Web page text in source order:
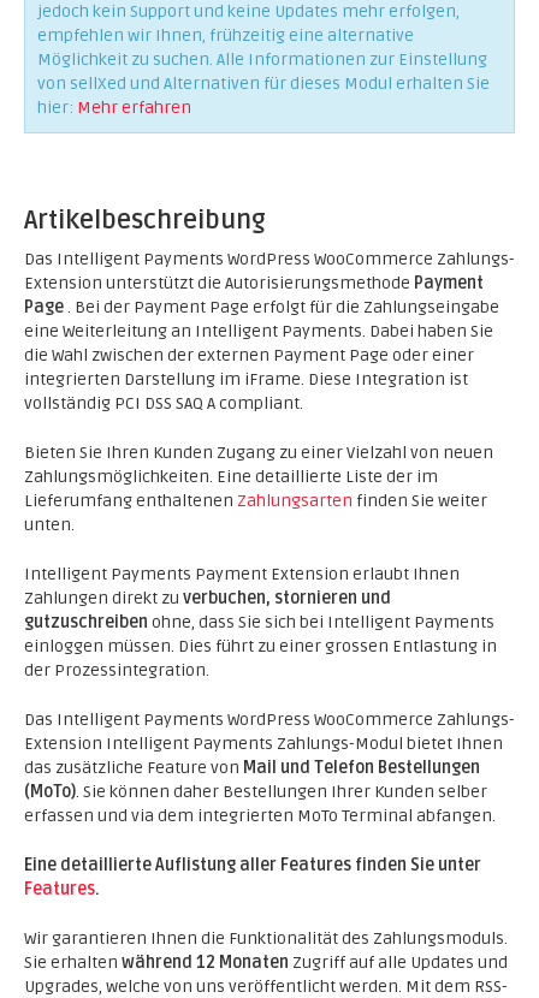
jedoch kein Support und keine Updates mehr erfolgen,
empfehlen wir Ihnen, frühzeitig eine alternative
Möglichkeit zu suchen. Alle Informationen zur Einstellung
von sellXed und Alternativen für dieses Modul erhalten Sie
hier: Mehr erfahren
Artikelbeschreibung
Das Intelligent Payments WordPress WooCommerce Zahlungs-
Extension unterstützt die Autorisierungsmethode Payment
Page. Bei der Payment Page erfolgt für die Zahlungseingabe
eine Weiterleitung an Intelligent Payments. Dabei haben Sie
die Wahl zwischen der externen Payment Page oder einer
integrierten Darstellung im iFrame. Diese Integration ist
vollständig PCI DSS SAQ A compliant.
Bieten Sie Ihren Kunden Zugang zu einer Vielzahl von neuen
Zahlungsmöglichkeiten. Eine detaillierte Liste der im
Lieferumfang enthaltenen Zahlungsarten finden Sie weiter
unten.
Intelligent Payments Payment Extension erlaubt Ihnen
Zahlungen direkt zu verbuchen, stornieren und
gutzuschreiben ohne, dass Sie sich bei Intelligent Payments
einloggen müssen. Dies führt zu einer grossen Entlastung in
der Prozessintegration.
Das Intelligent Payments WordPress WooCommerce Zahlungs-
Extension Intelligent Payments Zahlungs-Modul bietet Ihnen
das zusätzliche Feature von Mail und Telefon Bestellungen
(MoTo). Sie können daher Bestellungen Ihrer Kunden selber
erfassen und via dem integrierten MoTo Terminal abfangen.
Eine detaillierte Auflistung aller Features finden Sie unter
Features.
Wir garantieren Ihnen die Funktionalität des Zahlungsmoduls.
Sie erhalten während 12 Monaten Zugriff auf alle Updates und
Upgrades, welche von uns veröffentlicht werden. Mit dem RSS-